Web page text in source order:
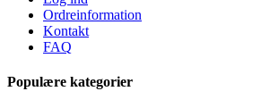
Ordreinformation
Kontakt
FAQ
Populære kategorier